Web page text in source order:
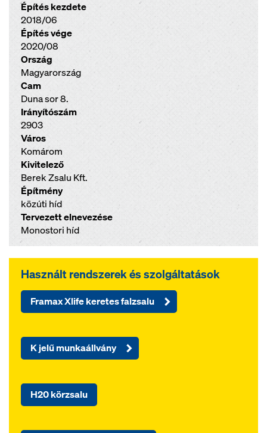
Építés kezdete
2018/06
Építés vége
2020/08
Ország
Magyarország
Cam
Duna sor 8.
Irányítószám
2903
Város
Komárom
Kivitelező
Berek Zsalu Kft.
Építmény
közúti híd
Tervezett elnevezése
Monostori híd
Használt rendszerek és szolgáltatások
Framax Xlife keretes falzsalu
K jelű munkaállvány
H20 körzsalu